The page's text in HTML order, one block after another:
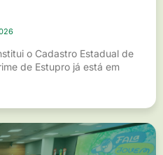
o Cadastro Estadual de
de Estupro já está em